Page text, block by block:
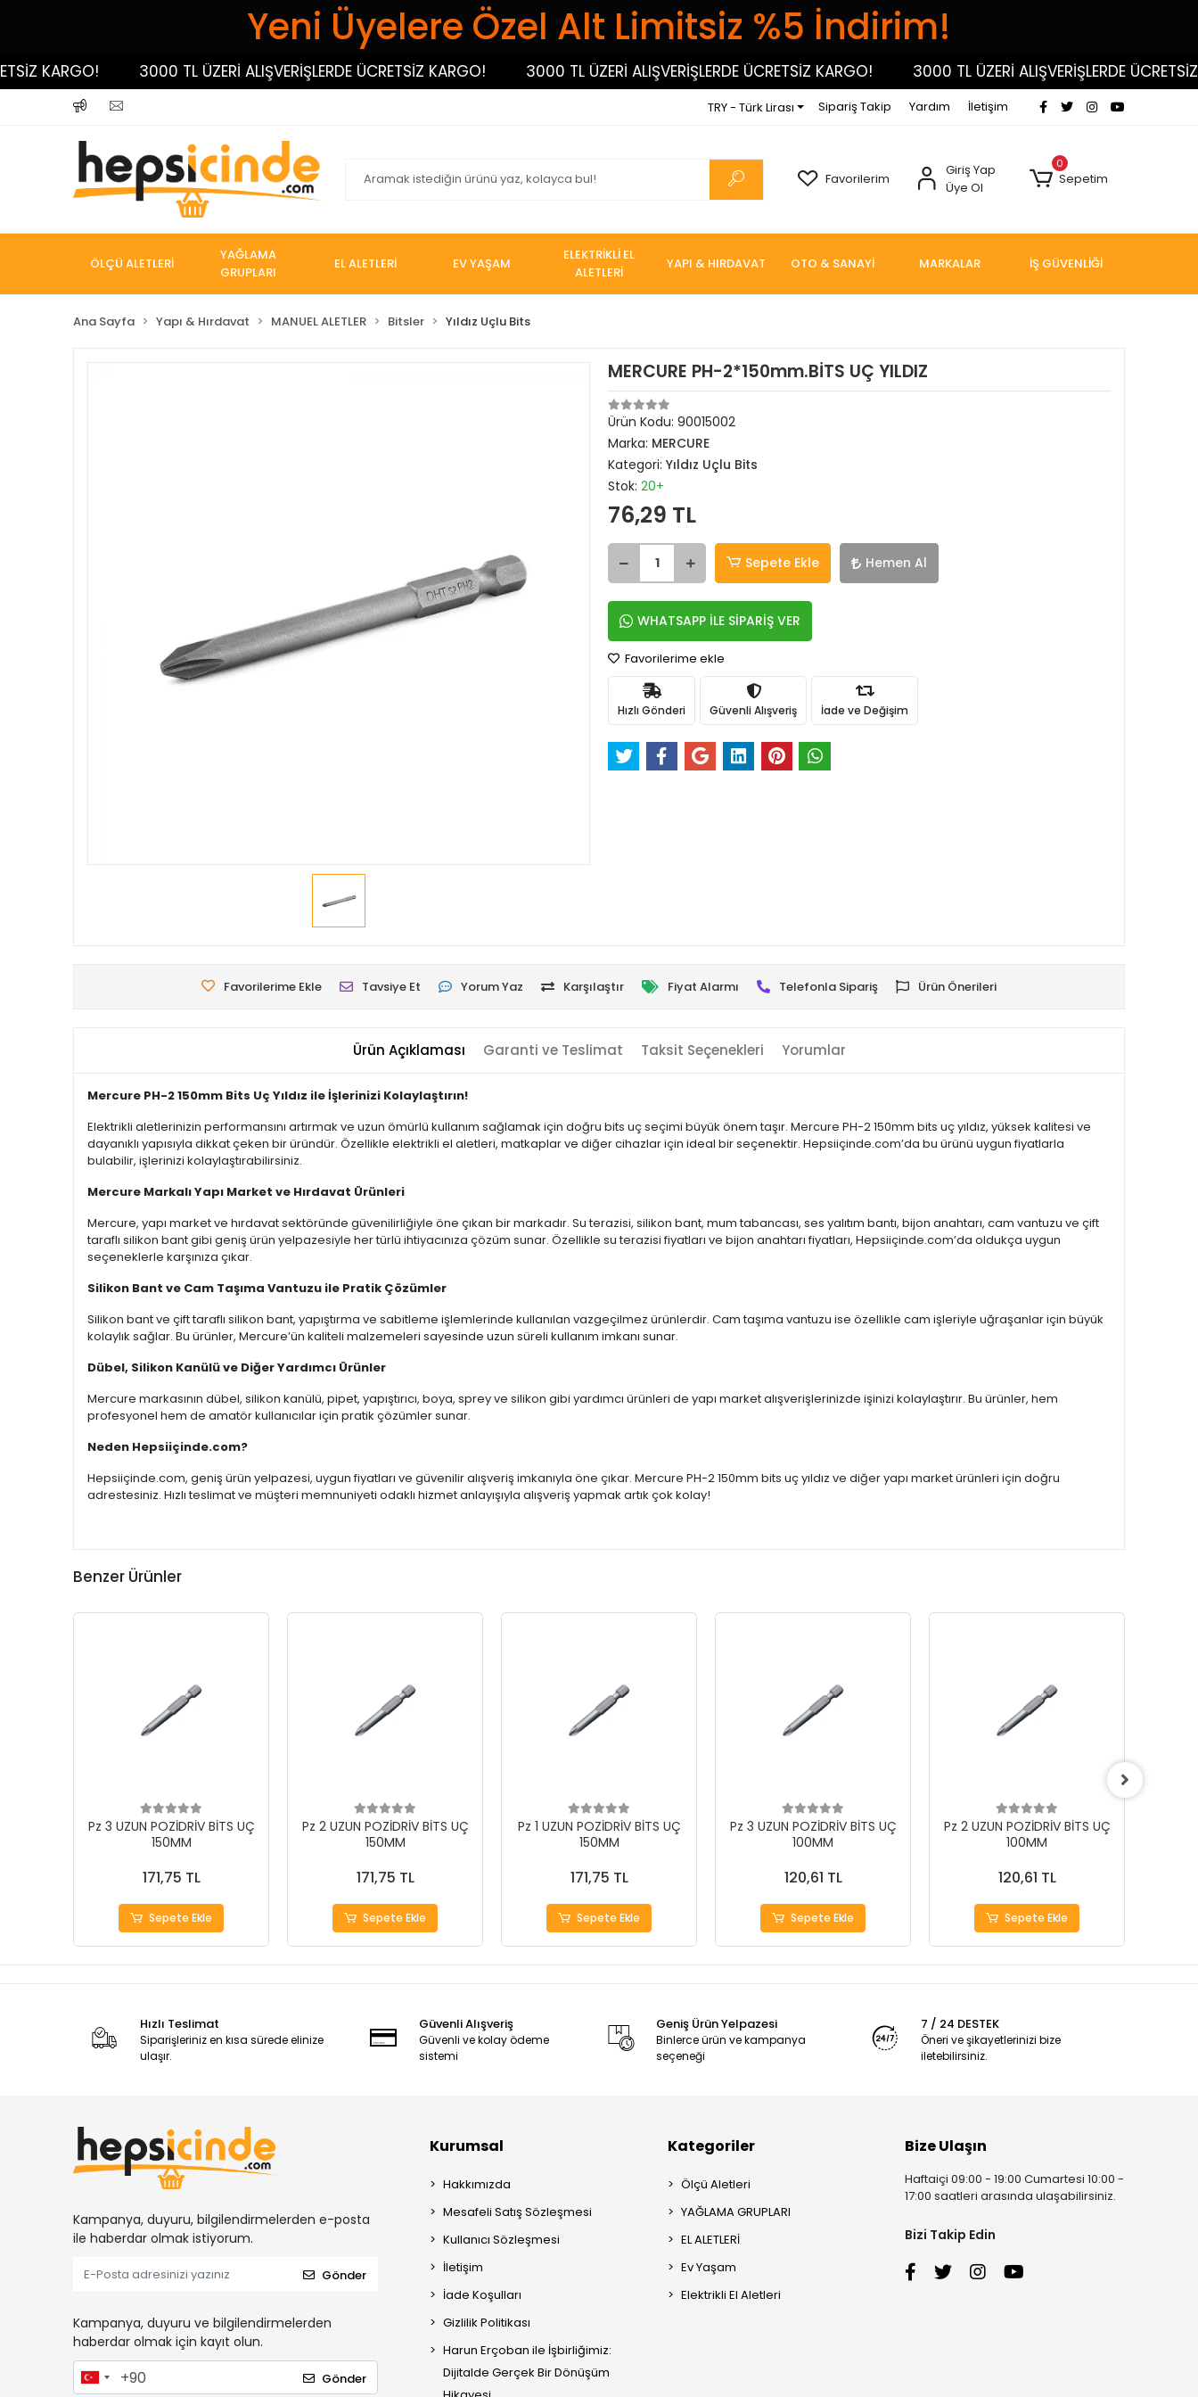
Yeni Üyelere Özel Alt Limitsiz %5 İndirim!
KARGO! 3000 TL ÜZERİ ALIŞVERİŞLERDE ÜCRETSİZ KARGO! 3000 TL ÜZERİ ALIŞVERİŞLERDE ÜCRETSİZ KARGO! 3000 TL ÜZERİ ALIŞVERİŞLERDE ÜCRETSİZ
TRY - Türk Lirası Sipariş Takip Yardım İletişim
Favorilerim
Giriş Yap
Üye Ol
0
Sepetim
ÖLÇÜ ALETLERİ
YAĞLAMA
GRUPLARI
EL ALETLERİ EV YAŞAM
ELEKTRİKLİ EL
ALETLERİ
YAPI & HIRDAVAT OTO & SANAYİ MARKALAR İŞ GÜVENLİĞİ
Ana Sayfa Yapı & Hırdavat MANUEL ALETLER Bitsler Yıldız Uçlu Bits
MERCURE PH-2*150mm.BİTS UÇ YILDIZ
Ürün Kodu: 90015002
Marka: MERCURE
Kategori: Yıldız Uçlu Bits
Stok: 20+
76,29 TL
Sepete Ekle Hemen Al
WHATSAPP İLE SİPARİŞ VER
Favorilerime ekle
Hızlı Gönderi Güvenli Alışveriş İade ve Değişim
Favorilerime Ekle Tavsiye Et Yorum Yaz Karşılaştır Fiyat Alarmı Telefonla Sipariş Ürün Önerileri
Ürün Açıklaması Garanti ve Teslimat Taksit Seçenekleri Yorumlar
Mercure PH-2 150mm Bits Uç Yıldız ile İşlerinizi Kolaylaştırın!
Elektrikli aletlerinizin performansını artırmak ve uzun ömürlü kullanım sağlamak için doğru bits uç seçimi büyük önem taşır. Mercure PH-2 150mm bits uç yıldız, yüksek kalitesi ve
dayanıklı yapısıyla dikkat çeken bir üründür. Özellikle elektrikli el aletleri, matkaplar ve diğer cihazlar için ideal bir seçenektir. Hepsiiçinde.com’da bu ürünü uygun fiyatlarla
bulabilir, işlerinizi kolaylaştırabilirsiniz.
Mercure Markalı Yapı Market ve Hırdavat Ürünleri
Mercure, yapı market ve hırdavat sektöründe güvenilirliğiyle öne çıkan bir markadır. Su terazisi, silikon bant, mum tabancası, ses yalıtım bantı, bijon anahtarı, cam vantuzu ve çift
taraflı silikon bant gibi geniş ürün yelpazesiyle her türlü ihtiyacınıza çözüm sunar. Özellikle su terazisi fiyatları ve bijon anahtarı fiyatları, Hepsiiçinde.com’da oldukça uygun
seçeneklerle karşınıza çıkar.
Silikon Bant ve Cam Taşıma Vantuzu ile Pratik Çözümler
Silikon bant ve çift taraflı silikon bant, yapıştırma ve sabitleme işlemlerinde kullanılan vazgeçilmez ürünlerdir. Cam taşıma vantuzu ise özellikle cam işleriyle uğraşanlar için büyük
kolaylık sağlar. Bu ürünler, Mercure’ün kaliteli malzemeleri sayesinde uzun süreli kullanım imkanı sunar.
Dübel, Silikon Kanülü ve Diğer Yardımcı Ürünler
Mercure markasının dübel, silikon kanülü, pipet, yapıştırıcı, boya, sprey ve silikon gibi yardımcı ürünleri de yapı market alışverişlerinizde işinizi kolaylaştırır. Bu ürünler, hem
profesyonel hem de amatör kullanıcılar için pratik çözümler sunar.
Neden Hepsiiçinde.com?
Hepsiiçinde.com, geniş ürün yelpazesi, uygun fiyatları ve güvenilir alışveriş imkanıyla öne çıkar. Mercure PH-2 150mm bits uç yıldız ve diğer yapı market ürünleri için doğru
adrestesiniz. Hızlı teslimat ve müşteri memnuniyeti odaklı hizmet anlayışıyla alışveriş yapmak artık çok kolay!
Benzer Ürünler
Pz 3 UZUN POZİDRİV BİTS UÇ
150MM
171,75 TL
Sepete Ekle
Pz 2 UZUN POZİDRİV BİTS UÇ
150MM
171,75 TL
Sepete Ekle
Pz 1 UZUN POZİDRİV BİTS UÇ
150MM
171,75 TL
Sepete Ekle
Pz 3 UZUN POZİDRİV BİTS UÇ
100MM
120,61 TL
Sepete Ekle
Pz 2 UZUN POZİDRİV BİTS UÇ
100MM
120,61 TL
Sepete Ekle
Hızlı Teslimat
Siparişleriniz en kısa sürede elinize
ulaşır.
Güvenli Alışveriş
Güvenli ve kolay ödeme
sistemi
Geniş Ürün Yelpazesi
Binlerce ürün ve kampanya
seçeneği
7 / 24 DESTEK
Öneri ve şikayetlerinizi bize
iletebilirsiniz.
Kampanya, duyuru, bilgilendirmelerden e-posta
ile haberdar olmak istiyorum.
Gönder
Kampanya, duyuru ve bilgilendirmelerden
haberdar olmak için kayıt olun.
Gönder
Kurumsal
Hakkımızda
Mesafeli Satış Sözleşmesi
Kullanıcı Sözleşmesi
İletişim
İade Koşulları
Gizlilik Politikası
Harun Erçoban ile İşbirliğimiz:
Dijitalde Gerçek Bir Dönüşüm
Kategoriler
Ölçü Aletleri
YAĞLAMA GRUPLARI
EL ALETLERİ
Ev Yaşam
Elektrikli El Aletleri
Bize Ulaşın
Haftaiçi 09:00 - 19:00 Cumartesi 10:00 -
17:00 saatleri arasında ulaşabilirsiniz.
Bizi Takip Edin